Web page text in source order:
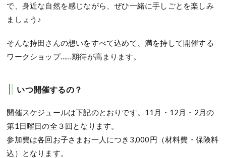
で、身近な自然を感じながら、ぜひ一緒に手しごとを楽しみ
ましょう♪
そんな持田さんの想いをすべて込めて、満を持して開催する
ワークショップ……期待が高まります。
いつ開催するの？
開催スケジュールは下記のとおりです。11月・12月・2月の
第1日曜日の全３回となります。
参加費は各回お子さまお一人につき3,000円（材料費・保険料
込）となります。